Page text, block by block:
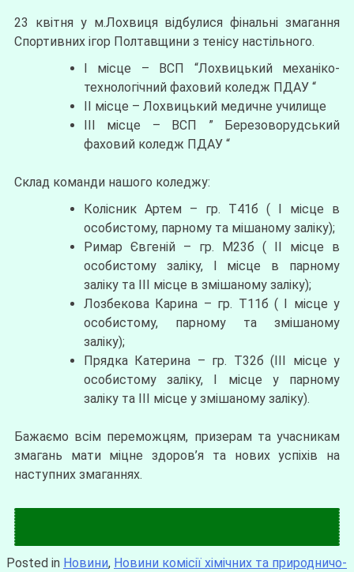
23 квітня у м.Лохвиця відбулися фінальні змагання
Спортивних ігор Полтавщини з тенісу настільного.
І місце – ВСП “Лохвицький механіко-
технологічний фаховий коледж ПДАУ “
ІІ місце – Лохвицький медичне училище
ІІІ місце – ВСП ” Березоворудський
фаховий коледж ПДАУ “
Склад команди нашого коледжу:
Колісник Артем – гр. Т41б ( І місце в
особистому, парному та мішаному заліку);
Римар Євгеній – гр. М23б ( ІІ місце в
особистому заліку, І місце в парному
заліку та ІІІ місце в змішаному заліку);
Лозбекова Карина – гр. Т11б ( І місце у
особистому, парному та змішаному
заліку);
Прядка Катерина – гр. Т32б (ІІІ місце у
особистому заліку, І місце у парному
заліку та ІІІ місце у змішаному заліку).
Бажаємо всім переможцям, призерам та учасникам
змагань мати міцне здоров’я та нових успіхів на
наступних змаганнях.
Posted in Новини, Новини комісії хімічних та природничо-